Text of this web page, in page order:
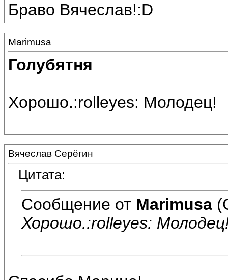
Браво Вячеслав!:D
Marimusa
Голубятня
Хорошо.:rolleyes: Молодец!
Вячеслав Серёгин
Цитата:
Сообщение от Marimusa
Хорошо.:rolleyes: